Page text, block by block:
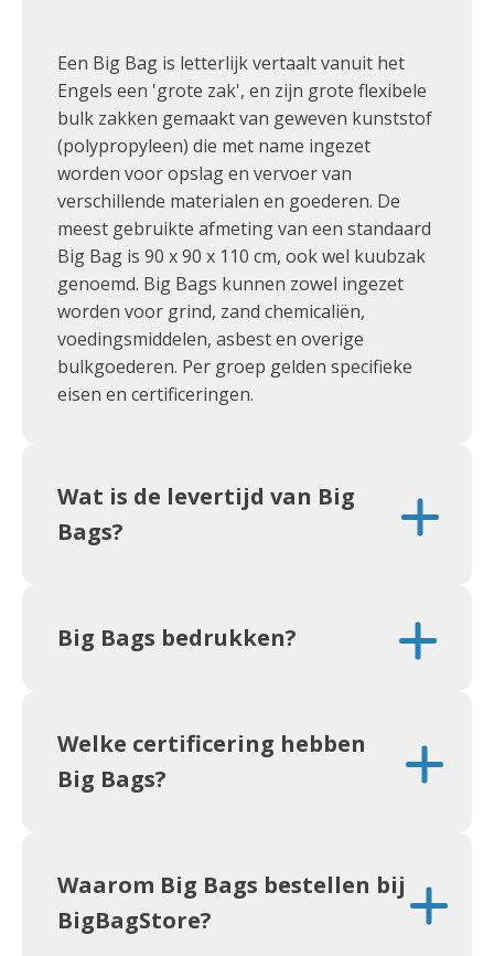
Een Big Bag is letterlijk vertaalt vanuit het
Engels een 'grote zak', en zijn grote flexibele
bulk zakken gemaakt van geweven kunststof
(polypropyleen) die met name ingezet
worden voor opslag en vervoer van
verschillende materialen en goederen. De
meest gebruikte afmeting van een standaard
Big Bag is 90 x 90 x 110 cm, ook wel kuubzak
genoemd. Big Bags kunnen zowel ingezet
worden voor grind, zand chemicaliën,
voedingsmiddelen, asbest en overige
bulkgoederen. Per groep gelden specifieke
eisen en certificeringen.
Wat is de levertijd van Big
Bags?
Big Bags bedrukken?
Welke certificering hebben
Big Bags?
Waarom Big Bags bestellen bij
BigBagStore?